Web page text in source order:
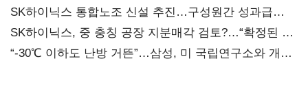
SK하이닉스 통합노조 신설 추진…구성원간 성과급
불만 확산
SK하이닉스, 중 충칭 공장 지분매각 검토?…“확정된 바
없어”
“-30℃ 이하도 난방 거뜬”…삼성, 미 국립연구소와 개발